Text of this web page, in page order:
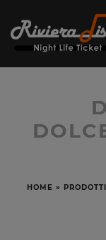
HOME » PRODOTTI